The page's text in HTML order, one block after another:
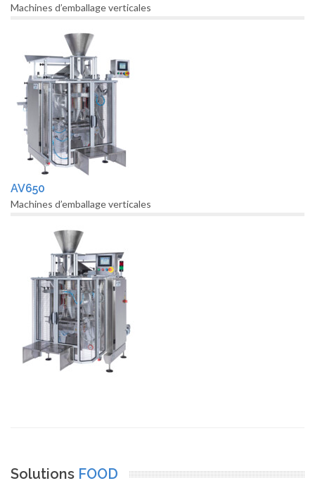
Machines d’emballage verticales
AV650
Machines d’emballage verticales
Solutions FOOD